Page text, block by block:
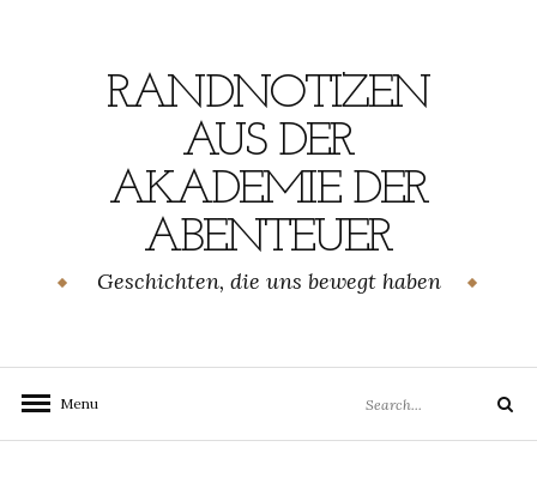
RANDNOTIZEN
AUS DER
AKADEMIE DER
ABENTEUER
Geschichten, die uns bewegt haben
Menu
for:
Search